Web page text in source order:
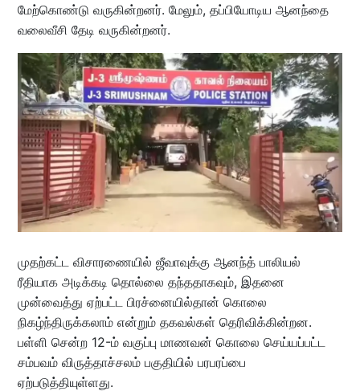
மேற்கொண்டு வருகின்றனர். மேலும், தப்பியோடிய ஆனந்தை
வலைவீசி தேடி வருகின்றனர்.
முதற்கட்ட விசாரணையில் ஜீவாவுக்கு ஆனந்த் பாலியல்
ரீதியாக அடிக்கடி தொல்லை தந்ததாகவும், இதனை
முன்வைத்து ஏற்பட்ட பிரச்னையில்தான் கொலை
நிகழ்ந்திருக்கலாம் என்றும் தகவல்கள் தெரிவிக்கின்றன.
பள்ளி சென்ற 12-ம் வகுப்பு மாணவன் கொலை செய்யப்பட்ட
சம்பவம் விருத்தாச்சலம் பகுதியில் பரபரப்பை
ஏற்படுத்தியுள்ளது.